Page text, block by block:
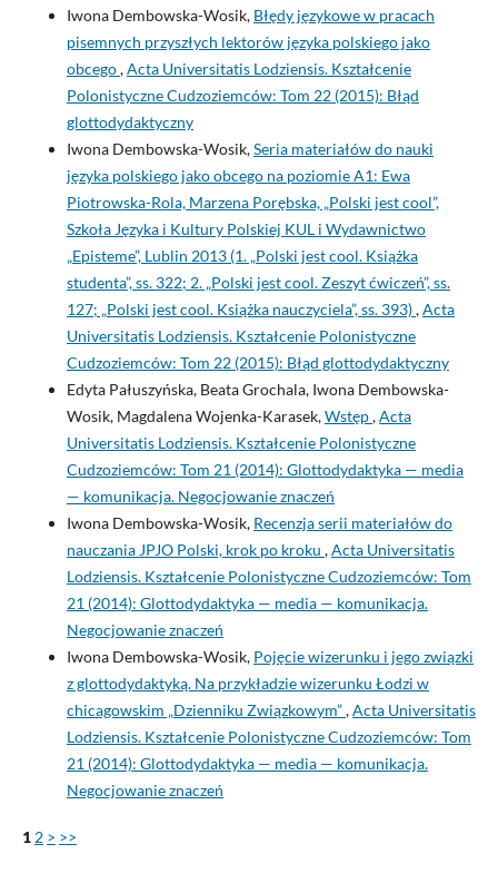
Iwona Dembowska-Wosik, Błędy językowe w pracach
pisemnych przyszłych lektorów języka polskiego jako
obcego,Acta Universitatis Lodziensis. Kształcenie
Polonistyczne Cudzoziemców: Tom 22 (2015): Błąd
glottodydaktyczny
Iwona Dembowska-Wosik,Seria materiałów do nauki
języka polskiego jako obcego na poziomie A1: Ewa
Piotrowska-Rola, Marzena Porębska, „Polski jest cool”,
Szkoła Języka i Kultury Polskiej KUL i Wydawnictwo
„Episteme”, Lublin 2013 (1. „Polski jest cool. Książka
studenta”, ss. 322; 2. „Polski jest cool. Zeszyt ćwiczeń”, ss.
127; „Polski jest cool. Książka nauczyciela”, ss. 393),Acta
Universitatis Lodziensis. Kształcenie Polonistyczne
Cudzoziemców: Tom 22 (2015): Błąd glottodydaktyczny
Edyta Pałuszyńska, Beata Grochala, Iwona Dembowska-
Wosik, Magdalena Wojenka-Karasek,Wstęp,Acta
Universitatis Lodziensis. Kształcenie Polonistyczne
Cudzoziemców: Tom 21 (2014): Glottodydaktyka — media
— komunikacja. Negocjowanie znaczeń
Iwona Dembowska-Wosik, Recenzja serii materiałów do
nauczania JPJO Polski, krok po kroku ,Acta Universitatis
Lodziensis. Kształcenie Polonistyczne Cudzoziemców: Tom
21 (2014): Glottodydaktyka — media — komunikacja.
Negocjowanie znaczeń
Iwona Dembowska-Wosik, Pojęcie wizerunku i jego związki
z glottodydaktyką. Na przykładzie wizerunku Łodzi w
chicagowskim „Dzienniku Związkowym”,Acta Universitatis
Lodziensis. Kształcenie Polonistyczne Cudzoziemców: Tom
21 (2014): Glottodydaktyka — media — komunikacja.
Negocjowanie znaczeń
12 > >>